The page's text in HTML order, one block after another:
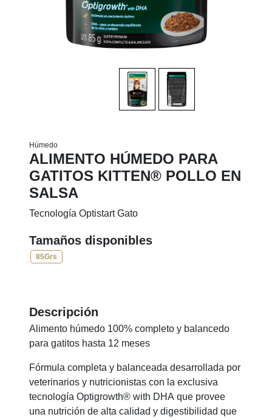
Húmedo
ALIMENTO HÚMEDO PARA
GATITOS KITTEN® POLLO EN
SALSA
Tecnología Optistart Gato
Tamaños disponibles
85Grs
Descripción
Alimento húmedo 100% completo y balancedo
para gatitos hasta 12 meses
Fórmula completa y balanceada desarrollada por
veterinarios y nutricionistas con la exclusiva
tecnología Optigrowth® with DHA que provee
una nutrición de alta calidad y digestibilidad que